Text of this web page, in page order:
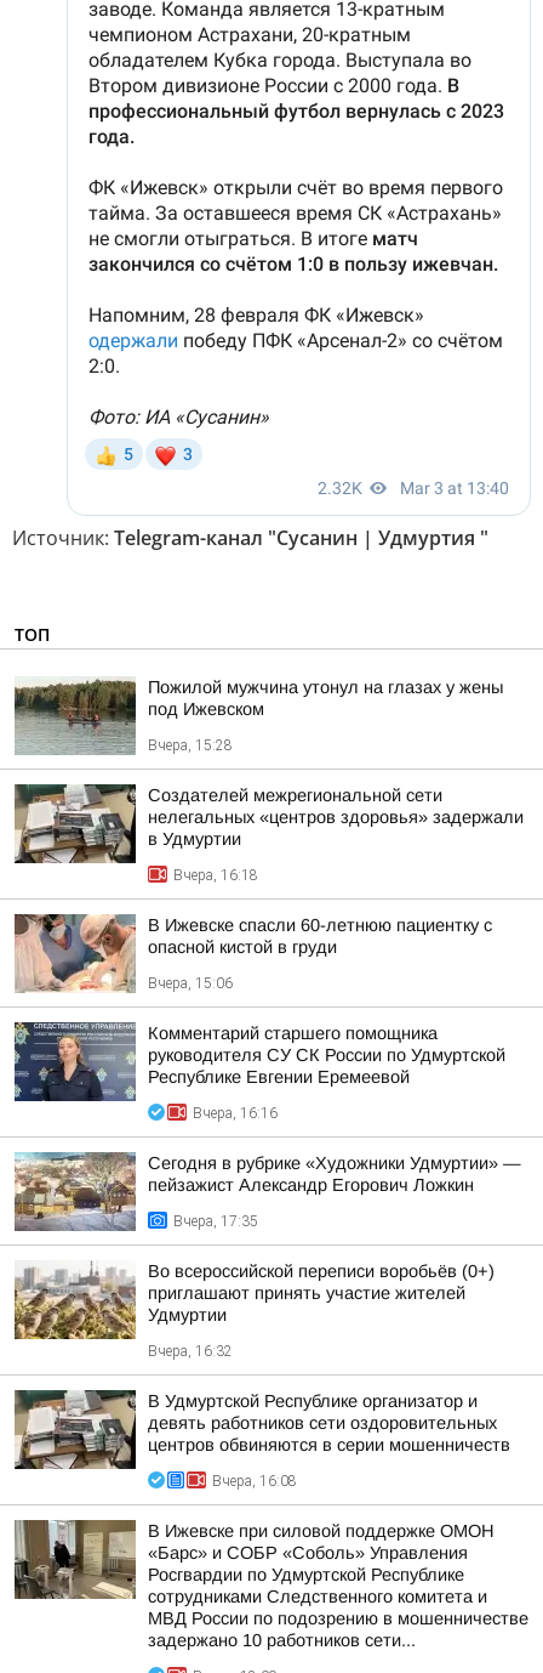
Источник: Telegram-канал "Сусанин | Удмуртия "
ТОП
Пожилой мужчина утонул на глазах у жены
под Ижевском
Вчера, 15:28
Создателей межрегиональной сети
нелегальных «центров здоровья» задержали
в Удмуртии
Вчера, 16:18
В Ижевске спасли 60-летнюю пациентку с
опасной кистой в груди
Вчера, 15:06
Комментарий старшего помощника
руководителя СУ СК России по Удмуртской
Республике Евгении Еремеевой
Вчера, 16:16
Сегодня в рубрике «Художники Удмуртии» —
пейзажист Александр Егорович Ложкин
Вчера, 17:35
Во всероссийской переписи воробьёв (0+)
приглашают принять участие жителей
Удмуртии
Вчера, 16:32
В Удмуртской Республике организатор и
девять работников сети оздоровительных
центров обвиняются в серии мошенничеств
Вчера, 16:08
В Ижевске при силовой поддержке ОМОН
«Барс» и СОБР «Соболь» Управления
Росгвардии по Удмуртской Республике
сотрудниками Следственного комитета и
МВД России по подозрению в мошенничестве
задержано 10 работников сети...